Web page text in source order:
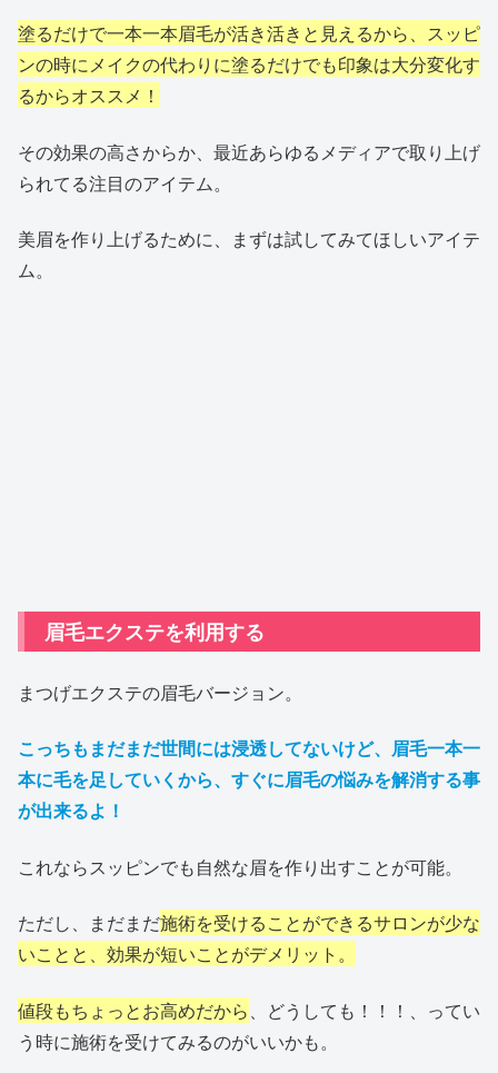
塗るだけで一本一本眉毛が活き活きと見えるから、スッピ
ンの時にメイクの代わりに塗るだけでも印象は大分変化す
るからオススメ！
その効果の高さからか、最近あらゆるメディアで取り上げ
られてる注目のアイテム。
美眉を作り上げるために、まずは試してみてほしいアイテ
ム。
眉毛エクステを利用する
まつげエクステの眉毛バージョン。
こっちもまだまだ世間には浸透してないけど、眉毛一本一
本に毛を足していくから、すぐに眉毛の悩みを解消する事
が出来るよ！
これならスッピンでも自然な眉を作り出すことが可能。
ただし、まだまだ施術を受けることができるサロンが少な
いことと、効果が短いことがデメリット。
値段もちょっとお高めだから 、どうしても！！！、ってい
う時に施術を受けてみるのがいいかも。